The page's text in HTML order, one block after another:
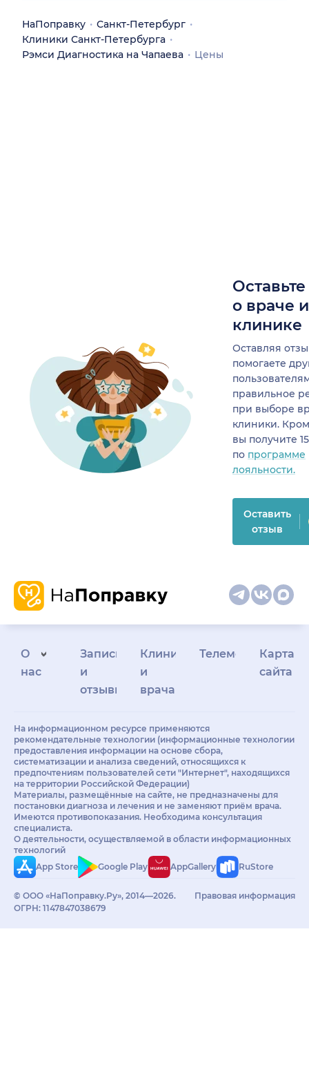
НаПоправку
Санкт-Петербург
Клиники Санкт-Петербурга
Рэмси Диагностика на Чапаева
Цены
о враче
клинике
Оставляя
помогаете
правильное
при выборе
клиники.
вы получите
по программе
лояльности.
Оставить
отзыв
О
нас
Запись
и
отзывы
Клиникам
и
врачам
Телемедицина
Карта
сайта
На информационном ресурсе применяются
рекомендательные технологии (информационные технологии
предоставления информации на основе сбора,
систематизации и анализа сведений, относящихся к
предпочтениям пользователей сети "Интернет", находящихся
на территории Российской Федерации)
Материалы, размещённые на сайте, не предназначены для
постановки диагноза и лечения и не заменяют приём врача.
Имеются противопоказания. Необходима консультация
специалиста.
О деятельности, осуществляемой в области информационных
технологий
App Store
Google Play AppGallery RuStore
© ООО «НаПоправку.Ру», 2014—2026.
ОГРН: 1147847038679
Правовая информация